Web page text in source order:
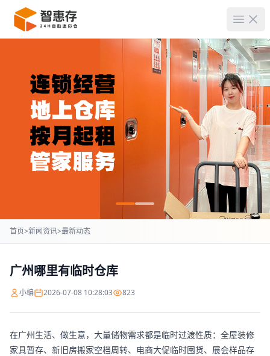
菜单
首页>新闻资讯>最新动态
广州哪里有临时仓库
小编 2026-07-08 10:28:03 823
在广州生活、做生意，大量储物需求都是临时过渡性质：全屋装修
家具暂存、新旧房搬家空档周转、电商大促临时囤货、展会样品存